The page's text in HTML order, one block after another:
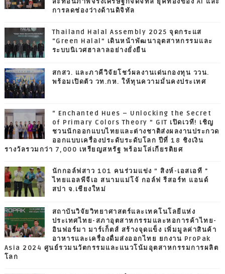
สะท้อนภาพจริงเศรษฐกิจดิจิทัล ยุคทองของ AI และ
การลดช่องว่างด้านดิจิทัล
Thailand Halal Assembly 2025 จุดกระแส
“Green Halal” เดินหน้าพัฒนาอุตสาหกรรมและ
ระบบนิเวศฮาลาลอย่างยั่งยืน
สกสว. และภาคีวิจัยโชว์ผลงานเด่นกองทุน ววน.
พร้อมเปิดตัว วท.กห. ให้ทุนความมั่นคงประเทศ
“ Enchanted Hues – Unlocking the Secret
of Primary Colors Theory ” GIT เปิดเวที! เชิญ
ชวนนักออกแบบไทยและต่างชาติส่งผลงานประกวด
ออกแบบเครื่องประดับระดับโลก ปีที่ 18 ชิงเงิน
รางวัลรวมกว่า 7,000 เหรียญสหรัฐ พร้อมโล่เกียรติยศ
นักกอล์ฟสาว 101 คนร่วมแข่ง ” สิงห์-เอสเอที "
ไทยแอลพีจีเอ สนามแม่โจ้ กอล์ฟ รีสอร์ท แอนด์
สปา จ.เชียงใหม่
สถาบันวิจัยวิทยาศาสตร์และเทคโนโลยีแห่ง
ประเทศไทย-สภาอุตสาหกรรมและหอการค้าไทย-
อินฟอร์มา มาร์เก็ตส์ สร้างจุดแข็ง เพิ่มมูลค่าสินค้า
อาหารและเครื่องดื่มส่งออกไทย ยกงาน ProPak
Asia 2024 ศูนย์รวมนวัตกรรมและแนวโน้มอุตสาหกรรมการผลิต
โลก